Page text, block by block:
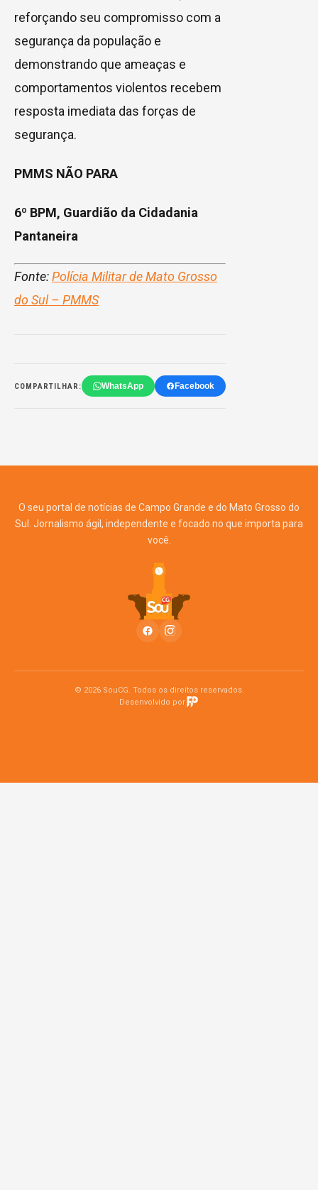
reforçando seu compromisso com a
segurança da população e
demonstrando que ameaças e
comportamentos violentos recebem
resposta imediata das forças de
segurança.
PMMS NÃO PARA
6º BPM, Guardião da Cidadania
Pantaneira
Fonte:Polícia Militar de Mato Grosso
do Sul – PMMS
COMPARTILHAR: WhatsApp Facebook
O seu portal de notícias de Campo Grande e do Mato Grosso do
Sul. Jornalismo ágil, independente e focado no que importa para
você.
© 2026 SouCG. Todos os direitos reservados.
Desenvolvido por